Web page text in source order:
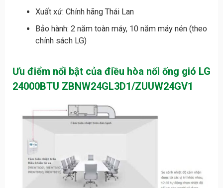
Xuất xứ: Chính hãng Thái Lan
Bảo hành: 2 năm toàn máy, 10 năm máy nén (theo
chính sách LG)
Ưu điểm nổi bật của điều hòa nối ống gió LG
24000BTU ZBNW24GL3D1/ZUUW24GV1